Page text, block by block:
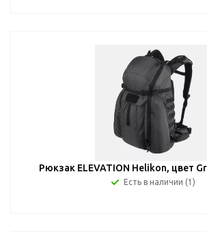
Рюкзак ELEVATION Helikon, цвет
Есть в наличии (1)